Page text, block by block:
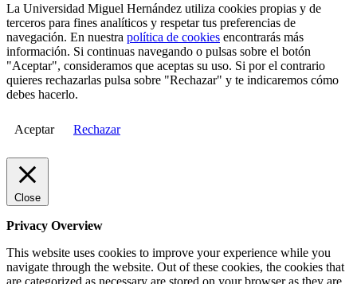
La Universidad Miguel Hernández utiliza cookies propias y de
terceros para fines analíticos y respetar tus preferencias de
navegación. En nuestra política de cookies encontrarás más
información. Si continuas navegando o pulsas sobre el botón
"Aceptar", consideramos que aceptas su uso. Si por el contrario
quieres rechazarlas pulsa sobre "Rechazar" y te indicaremos cómo
debes hacerlo.
Aceptar Rechazar
Close
Privacy Overview
This website uses cookies to improve your experience while you
navigate through the website. Out of these cookies, the cookies that